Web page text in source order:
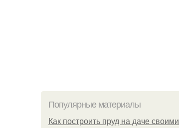
Популярные материалы
Как построить пруд на даче своими